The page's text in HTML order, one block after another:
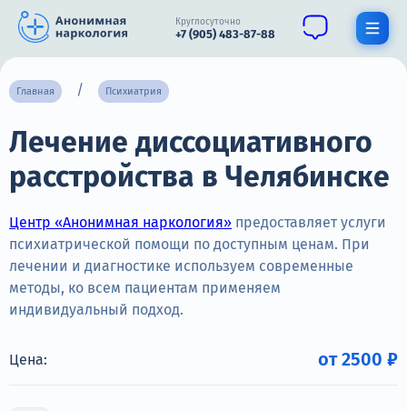
Круглосуточно
+7 (905) 483-87-88
О нас
Наркомания
Алкоголизм
Нарколог
Стационар
Главная Психиатрия
Лечение диссоциативного
расстройства в Челябинске
Центр «Анонимная наркология» предоставляет услуги
психиатрической помощи по доступным ценам. При
лечении и диагностике используем современные
методы, ко всем пациентам применяем
индивидуальный подход.
Цена: от 2500 ₽